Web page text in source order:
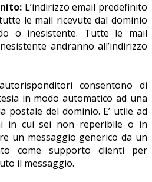
L’indirizzo email predefinito
le mail ricevute dal dominio
o inesistente. Tutte le mail
andranno all’indirizzo
consentono di
in modo automatico ad una
postale del dominio. E’ utile ad
in cui sei non reperibile o in
un messaggio generico da un
come supporto clienti per
il messaggio.